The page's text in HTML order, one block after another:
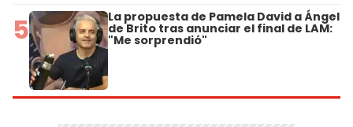
5 La propuesta de Pamela David a Ángel
de Brito tras anunciar el final de LAM:
"Me sorprendió"